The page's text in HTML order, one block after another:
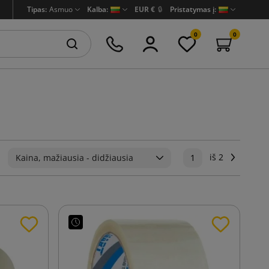
Tipas: Asmuo Kalba: EUR € 🔒 Pristatymas į:
0 0
Kaina, mažiausia - didžiausia 1 iš 2